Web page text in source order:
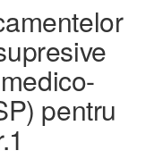
pentru